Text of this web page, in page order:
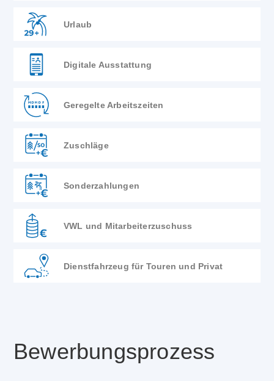
Urlaub
Digitale Ausstattung
Geregelte Arbeitszeiten
Zuschläge
Sonderzahlungen
VWL und Mitarbeiterzuschuss
Dienstfahrzeug für Touren und Privat
Bewerbungsprozess